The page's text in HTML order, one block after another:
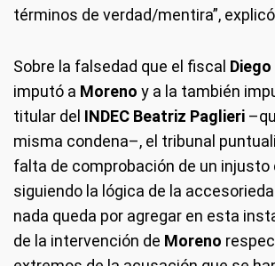
términos de verdad/mentira”,
Sobre la falsedad que el fiscal
imputó a Moreno y a la también
titular del INDEC Beatriz Paglieri
misma condena–, el tribunal
falta de comprobación de un injusto
siguiendo la lógica de la
nada queda por agregar en esta
de la intervención de Moreno